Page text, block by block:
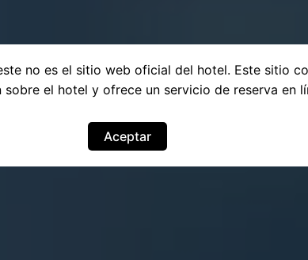
no es el sitio web oficial del hotel. Este sitio
sobre el hotel y ofrece un servicio de reserva en
Aceptar